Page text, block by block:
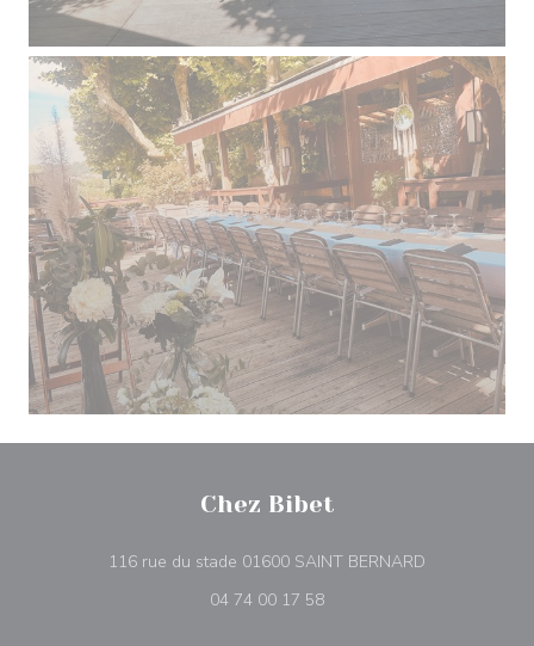
Chez Bibet
116 rue du stade 01600 SAINT BERNARD
04 74 00 17 58